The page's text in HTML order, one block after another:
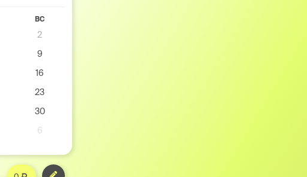
ВС
2
9
16
23
30
6